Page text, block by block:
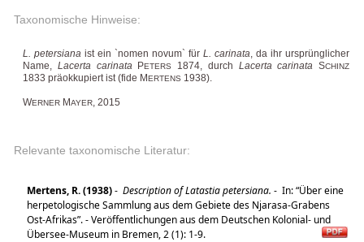
Taxonomische Hinweise:
L. petersiana ist ein `nomen novum` für L. carinata , da ihr ursprünglicher
Name, Lacerta carinata PETERS 1874, durch Lacerta carinata SCHINZ
1833 präokkupiert ist (fide MERTENS 1938).
WERNER MAYER , 2015
Relevante taxonomische Literatur:
Mertens, R. (1938)- Description of Latastia petersiana. - In: “Über eine
herpetologische Sammlung aus dem Gebiete des Njarasa-Grabens
Ost-Afrikas”. - Veröffentlichungen aus dem Deutschen Kolonial- und
Übersee-Museum in Bremen, 2 (1): 1-9.